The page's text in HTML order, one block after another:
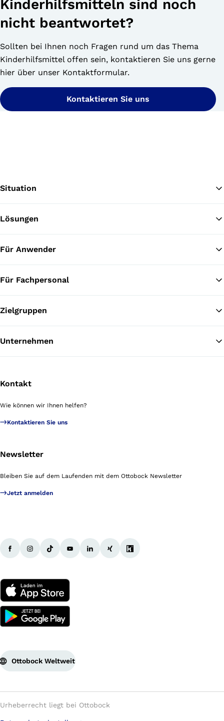
Kinderhilfsmitteln sind noch
nicht beantwortet?
Sollten bei Ihnen noch Fragen rund um das Thema
Kinderhilfsmittel offen sein, kontaktieren Sie uns gerne
hier über unser Kontaktformular.
Kontaktieren Sie uns
Situation
Lösungen
Für Anwender
Für Fachpersonal
Zielgruppen
Unternehmen
Kontakt
Wie können wir Ihnen helfen?
Kontaktieren Sie uns
Newsletter
Bleiben Sie auf dem Laufenden mit dem Ottobock Newsletter
Jetzt anmelden
Ottobock Weltweit
Urheberrecht liegt bei Ottobock